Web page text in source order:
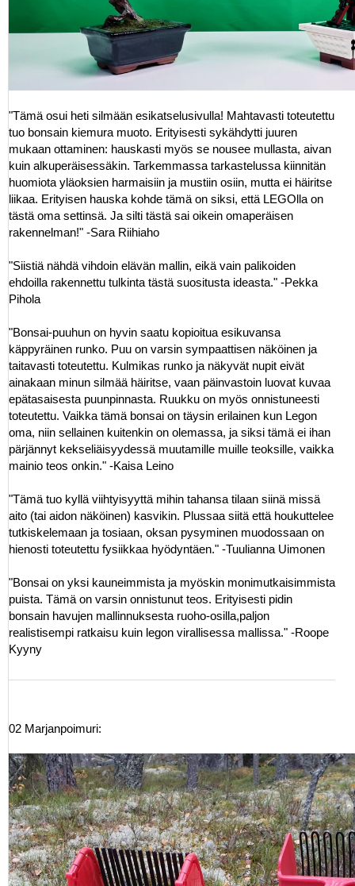
"Tämä osui heti silmään esikatselusivulla! Mahtavasti toteutettu
tuo bonsain kiemura muoto. Erityisesti sykähdytti juuren
mukaan ottaminen: hauskasti myös se nousee mullasta, aivan
kuin alkuperäisessäkin. Tarkemmassa tarkastelussa kiinnitän
huomiota yläoksien harmaisiin ja mustiin osiin, mutta ei häiritse
liikaa. Erityisen hauska kohde tämä on siksi, että LEGOlla on
tästä oma settinsä. Ja silti tästä sai oikein omaperäisen
rakennelman!" -Sara Riihiaho
"Siistiä nähdä vihdoin elävän mallin, eikä vain palikoiden
ehdoilla rakennettu tulkinta tästä suositusta ideasta." -Pekka
Pihola
"Bonsai-puuhun on hyvin saatu kopioitua esikuvansa
käppyräinen runko. Puu on varsin sympaattisen näköinen ja
taitavasti toteutettu. Kulmikas runko ja näkyvät nupit eivät
ainakaan minun silmää häiritse, vaan päinvastoin luovat kuvaa
epätasaisesta puunpinnasta. Ruukku on myös onnistuneesti
toteutettu. Vaikka tämä bonsai on täysin erilainen kun Legon
oma, niin sellainen kuitenkin on olemassa, ja siksi tämä ei ihan
pärjännyt kekseliäisyydessä muutamille muille teoksille, vaikka
mainio teos onkin." -Kaisa Leino
"Tämä tuo kyllä viihtyisyyttä mihin tahansa tilaan siinä missä
aito (tai aidon näköinen) kasvikin. Plussaa siitä että houkuttelee
tutkiskelemaan ja tosiaan, oksan pysyminen muodossaan on
hienosti toteutettu fysiikkaa hyödyntäen." -Tuulianna Uimonen
"Bonsai on yksi kauneimmista ja myöskin monimutkaisimmista
puista. Tämä on varsin onnistunut teos. Erityisesti pidin
bonsain havujen mallinnuksesta ruoho-osilla,paljon
realistisempi ratkaisu kuin legon virallisessa mallissa." -Roope
Kyyny
02 Marjanpoimuri: